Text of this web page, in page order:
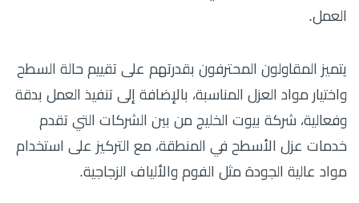
العمل.
يتميز المقاولون المحترفون بقدرتهم على تقييم حالة السطح
واختيار مواد العزل المناسبة، بالإضافة إلى تنفيذ العمل بدقة
وفعالية، شركة بيوت الخليج من بين الشركات التي تقدم
خدمات عزل الأسطح في المنطقة، مع التركيز على استخدام
مواد عالية الجودة مثل الفوم والألياف الزجاجية.